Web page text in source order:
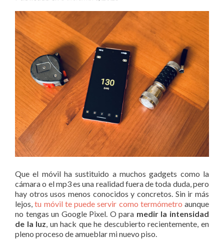
Que el móvil ha sustituido a muchos gadgets como la
cámara o el mp3 es una realidad fuera de toda duda, pero
hay otros usos menos conocidos y concretos. Sin ir más
lejos,tu móvil te puede servir como termómetro aunque
no tengas un Google Pixel. O para medir la intensidad
de la luz, un hack que he descubierto recientemente, en
pleno proceso de amueblar mi nuevo piso.